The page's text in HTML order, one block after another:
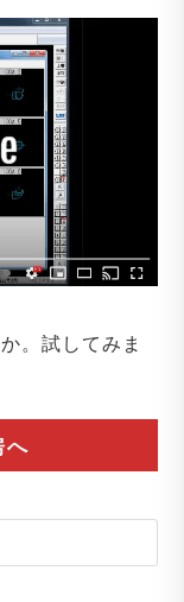
。試してみま
へ